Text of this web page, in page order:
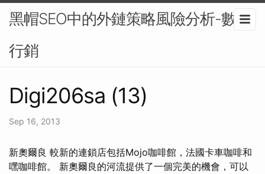
黑帽SEO中的外鏈策略風險分析-數位
行銷
Digi206sa (13)
Sep 16, 2013
新奧爾良 較新的連鎖店包括Mojo咖啡館，法國卡車咖啡和
嘿咖啡館。 新奧爾良的河流提供了一個完美的機會，可以